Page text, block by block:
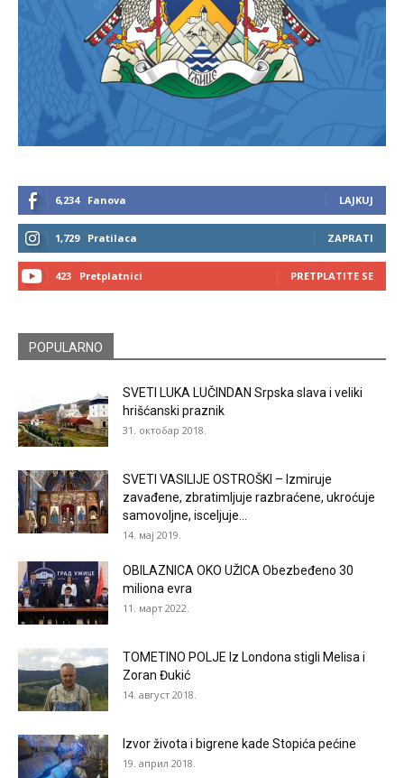
6,234 Fanova LAJKUJ
1,729 Pratilaca ZAPRATI
423 Pretplatnici PRETPLATITE SE
POPULARNO
SVETI LUKA LUČINDAN Srpska slava i veliki
hrišćanski praznik
31. октобар 2018.
SVETI VASILIJE OSTROŠKI – Izmiruje
zavađene, zbratimljuje razbraćene, ukroćuje
samovoljne, isceljuje...
14. мај 2019.
OBILAZNICA OKO UŽICA Obezbeđeno 30
miliona evra
11. март 2022.
TOMETINO POLJE Iz Londona stigli Melisa i
Zoran Đukić
14. август 2018.
Izvor života i bigrene kade Stopića pećine
19. април 2018.